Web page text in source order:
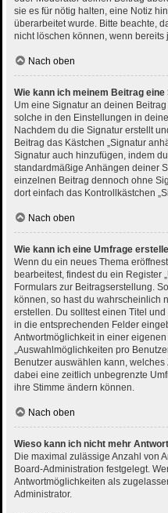
sie es für nötig halten, eine Notiz
überarbeitet wurde. Bitte beachte,
nicht löschen können, wenn
Nach oben
Wie kann ich meinem Beitrag
Um eine Signatur an deinen
solche in den Einstellungen in
Nachdem du die Signatur erstellt
Beitrag das Kästchen „Signatur
Signatur auch hinzufügen, indem
standardmäßige Anhängen deiner
einzelnen Beitrag dennoch ohne
dort einfach das Kontrollkästchen
Nach oben
Wie kann ich eine Umfrage
Wenn du ein neues Thema
bearbeitest, findest du ein Register
Formulars zur Beitragserstellung.
können, so hast du wahrscheinlich
erstellen. Du solltest einen Titel
in die entsprechenden Felder
Antwortmöglichkeit in einer
„Auswahlmöglichkeiten pro
Benutzer auswählen kann,
dabei eine zeitlich unbegrenzte
ihre Stimme ändern können.
Nach oben
Wieso kann ich nicht mehr
Die maximal zulässige Anzahl von
Board-Administration festgelegt.
Antwortmöglichkeiten als
Administrator.